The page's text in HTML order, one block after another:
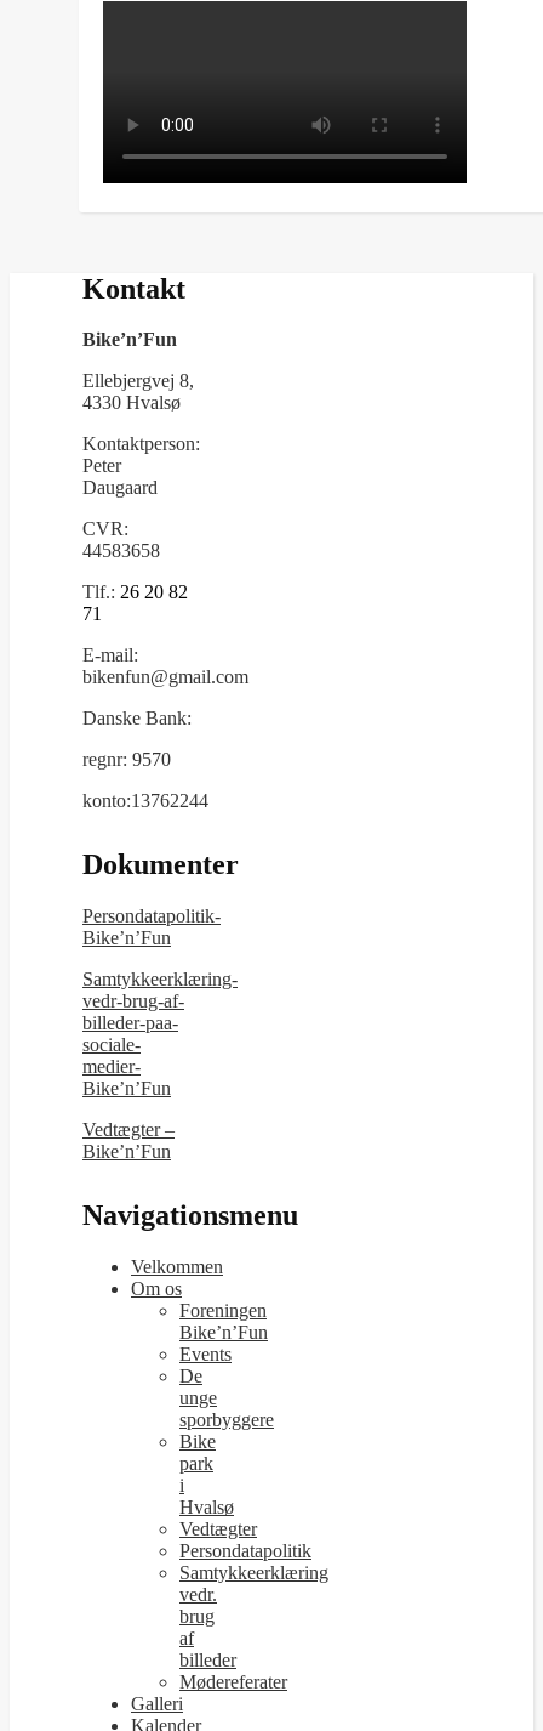
Kontakt
Bike’n’Fun
Ellebjergvej 8,
4330 Hvalsø
Kontaktperson:
Peter
Daugaard
CVR:
44583658
Tlf.: 26 20 82
71
E-mail:
bikenfun@gmail.com
Danske Bank:
regnr: 9570
konto:13762244
Dokumenter
Persondatapolitik-
Bike’n’Fun
Samtykkeerklæring-
vedr-brug-af-
billeder-paa-
sociale-
medier-
Bike’n’Fun
Vedtægter –
Bike’n’Fun
Navigationsmenu
Velkommen
Om os
Foreningen
Bike’n’Fun
Events
De
unge
sporbyggere
Bike
park
i
Hvalsø
Vedtægter
Persondatapolitik
Samtykkeerklæring
vedr.
brug
af
billeder
Mødereferater
Galleri
Kalender